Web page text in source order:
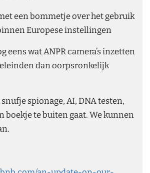
een bommetje over het gebruik
Europese instellingen
eens wat ANPR camera’s inzetten
dan oorpsronkelijk
spionage, AI, DNA testen,
boekje te buiten gaat. We kunnen